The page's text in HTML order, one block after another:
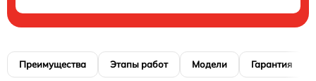
Преимущества Этапы работ Модели Гарантия